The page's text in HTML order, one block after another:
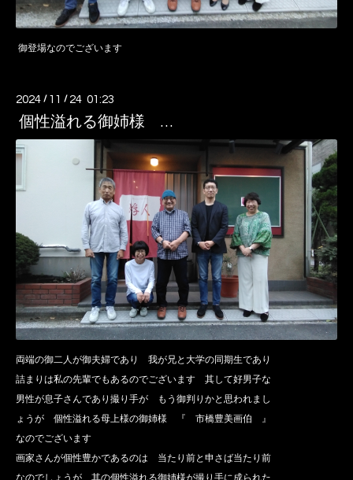
御登場なのでございます
2024 / 11 / 24 01:23
個性溢れる御姉様 …
両端の御二人が御夫婦であり 我が兄と大学の同期生であり
詰まりは私の先輩でもあるのでございます 其して好男子な
男性が息子さんであり撮り手が もう御判りかと思われまし
ょうが 個性溢れる母上様の御姉様 『 市橋豊美画伯 』
なのでございます
画家さんが個性豊かであるのは 当たり前と申さば当たり前